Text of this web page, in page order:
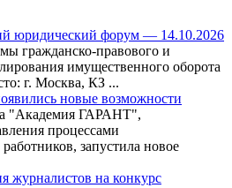
юридический форум — 14.10.2026
гражданско-правового и
имущественного оборота
г. Москва, КЗ ...
новые возможности
"Академия ГАРАНТ",
процессами
запустила новое
журналистов на конкурс